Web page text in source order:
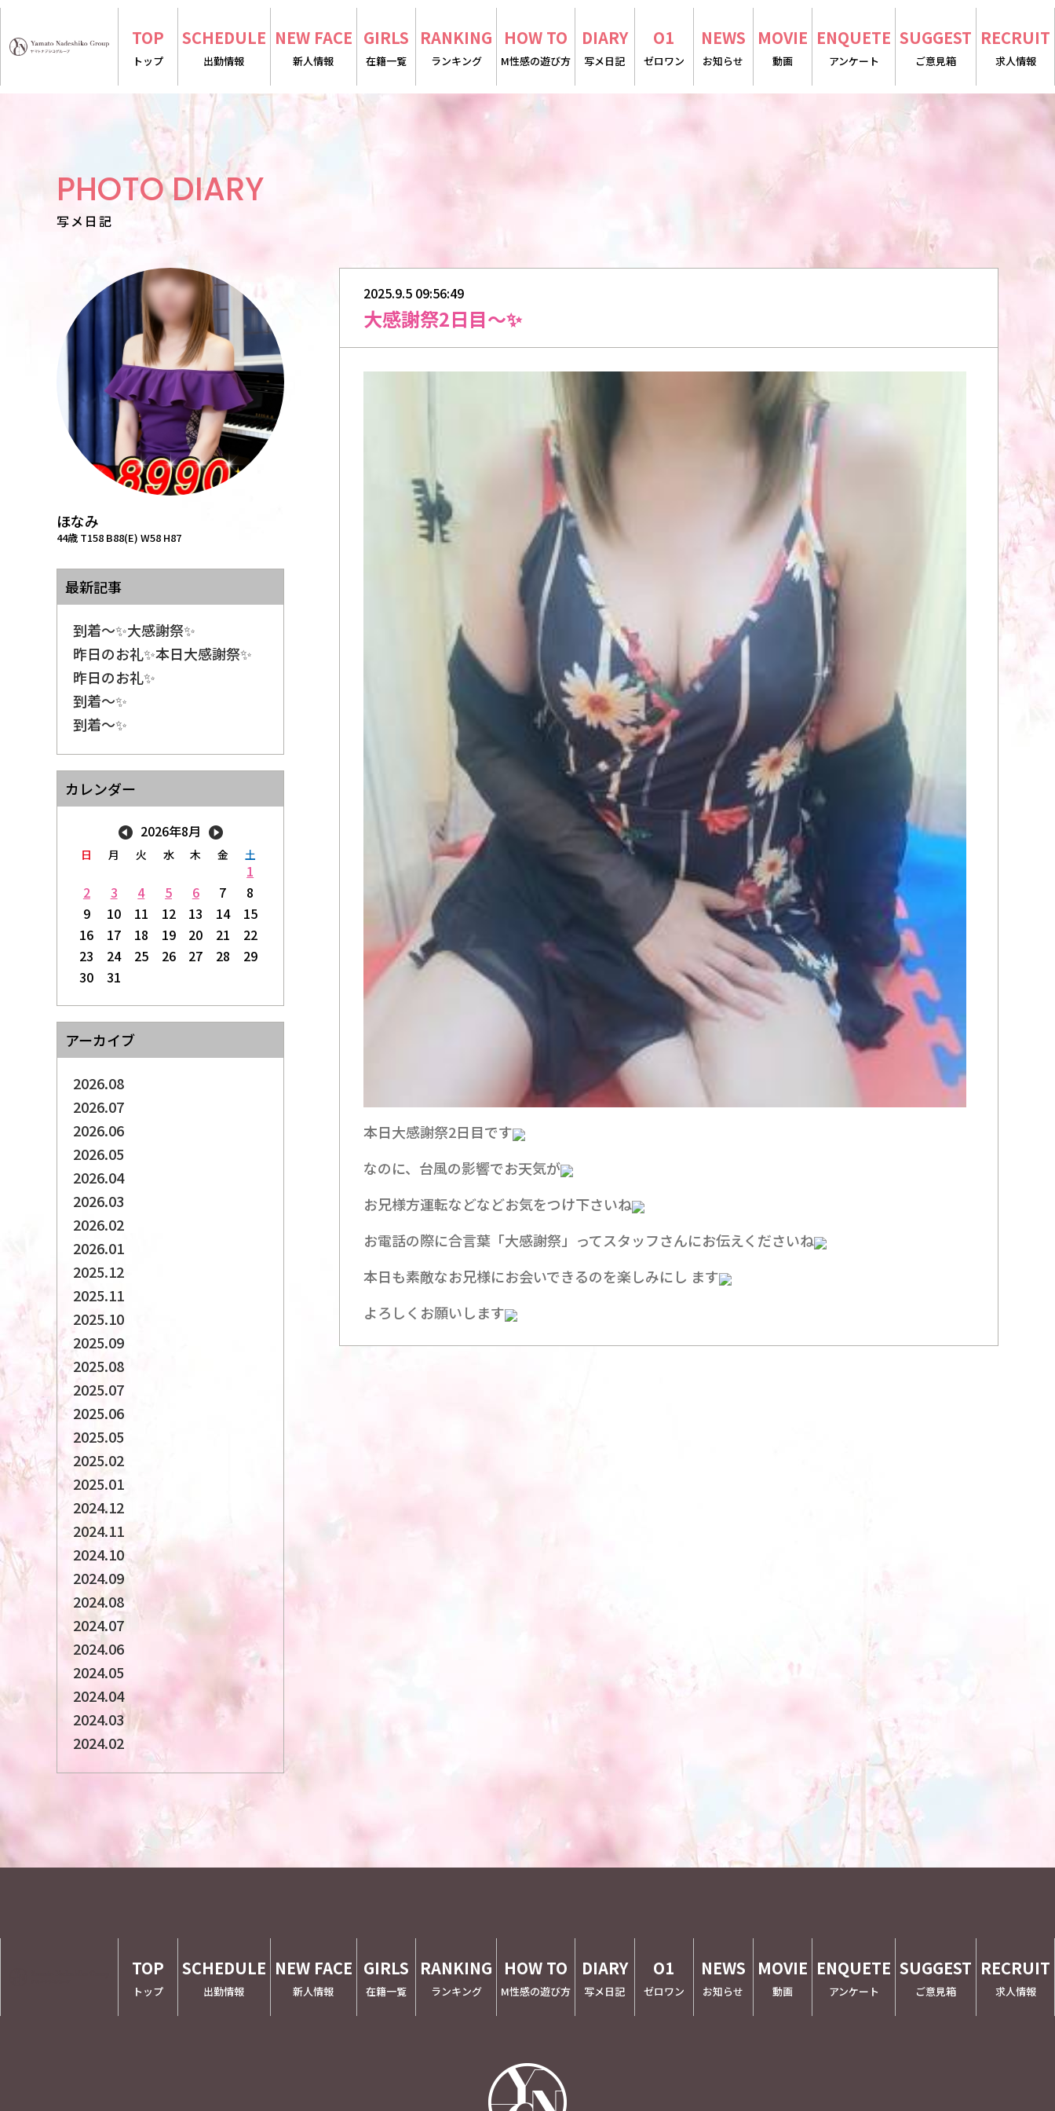
TOP
トップ
SCHEDULE
出勤情報
NEW FACE
新人情報
GIRLS
在籍一覧
RANKING
ランキング
HOW TO
M性感の遊び方
DIARY
写メ日記
O1
ゼロワン
NEWS
お知らせ
MOVIE
動画
ENQUETE
アンケート
SUGGEST
ご意見箱
RECRUIT
求人情報
PHOTO DIARY
写メ日記
ほなみ
44歳 T158 B88(E) W58 H87
最新記事
到着〜✨大感謝祭✨
昨日のお礼✨本日大感謝祭✨
昨日のお礼✨
到着〜✨
到着〜✨
カレンダー
2026年8月
日 月 火 水 木 金 土
1
2
3 4 5 6 7
8
9
10 11 12 13 14
15
16
17 18 19 20 21
22
23
24 25 26 27 28
29
30
31
アーカイブ
2026.08
2026.07
2026.06
2026.05
2026.04
2026.03
2026.02
2026.01
2025.12
2025.11
2025.10
2025.09
2025.08
2025.07
2025.06
2025.05
2025.02
2025.01
2024.12
2024.11
2024.10
2024.09
2024.08
2024.07
2024.06
2024.05
2024.04
2024.03
2024.02
2025.9.5 09:56:49
大感謝祭2日目〜✨
本日大感謝祭2日目です
なのに、台風の影響でお天気が
お兄様方運転などなどお気をつけ下さいね
お電話の際に合言葉「大感謝祭」ってスタッフさんにお伝えくださいね
本日も素敵なお兄様にお会いできるのを楽しみにし ます
よろしくお願いします
TOP
トップ
SCHEDULE
出勤情報
NEW FACE
新人情報
GIRLS
在籍一覧
RANKING
ランキング
HOW TO
M性感の遊び方
DIARY
写メ日記
O1
ゼロワン
NEWS
お知らせ
MOVIE
動画
ENQUETE
アンケート
SUGGEST
ご意見箱
RECRUIT
求人情報